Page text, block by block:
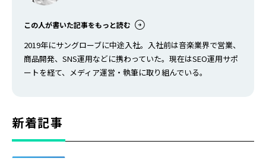
この人が書いた記事をもっと読む
2019年にサングローブに中途入社。入社前は音楽業界で営業、
商品開発、SNS運用などに携わっていた。現在はSEO運用サポ
ートを経て、メディア運営・執筆に取り組んでいる。
新着記事